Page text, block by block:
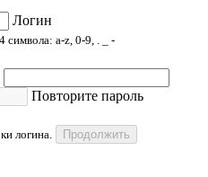
Логин
символа: a-z, 0-9, . _ -
Повторите пароль
логина. Продолжить